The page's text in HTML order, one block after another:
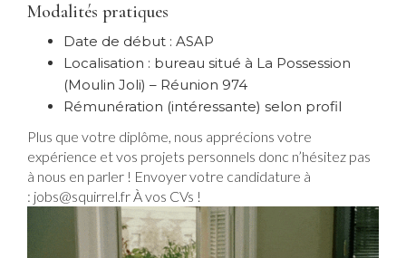
Modalités pratiques
Date de début : ASAP
Localisation : bureau situé à La Possession
(Moulin Joli) – Réunion 974
Rémunération (intéressante) selon profil
Plus que votre diplôme, nous apprécions votre
expérience et vos projets personnels donc n’hésitez pas
à nous en parler ! Envoyer votre candidature à
: jobs@squirrel.fr À vos CVs !